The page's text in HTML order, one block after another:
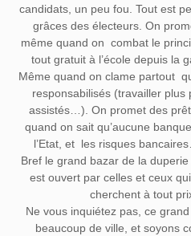
candidats, un peu fou. Tout est
grâces des électeurs. On
même quand on combat le
tout gratuit à l’école depuis la
Même quand on clame partout
responsabilisés (travailler
assistés…). On promet des
quand on sait qu’aucune
l’Etat, et les risques
Bref le grand bazar de la
est ouvert par celles et ceux
cherchent à tout
Ne vous inquiétez pas, ce
beaucoup de ville, et soyons